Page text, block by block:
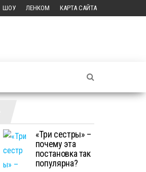
ШОУ ЛЕНКОМ КАРТА САЙТА
«Три сестры» –
почему эта
постановка так
популярна?